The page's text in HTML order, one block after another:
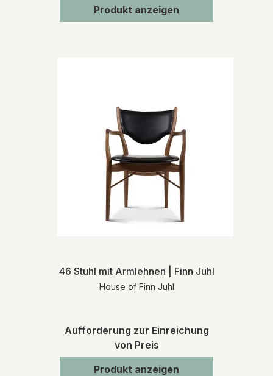
Produkt anzeigen
46 Stuhl mit Armlehnen | Finn Juhl
House of Finn Juhl
Aufforderung zur Einreichung
von Preis
Produkt anzeigen